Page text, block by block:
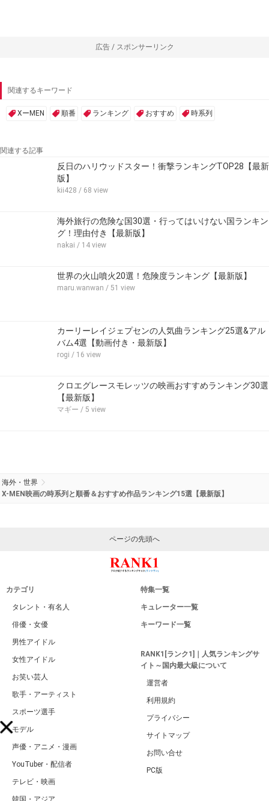
広告 / スポンサーリンク
関連するキーワード
XーMEN 順番 ランキング おすすめ 時系列
関連する記事
反日のハリウッドスター！衝撃ランキングTOP28【最新
版】
kii428 / 68 view
海外旅行の危険な国30選・行ってはいけない国ランキン
グ！理由付き【最新版】
nakai / 14 view
世界の火山噴火20選！危険度ランキング【最新版】
maru.wanwan / 51 view
カーリーレイジェプセンの人気曲ランキング25選&アル
バム4選【動画付き・最新版】
rogi / 16 view
クロエグレースモレッツの映画おすすめランキング30選
【最新版】
マギー / 5 view
海外・世界
X-MEN映画の時系列と順番＆おすすめ作品ランキング15選【最新版】
ページの先頭へ
カテゴリ
タレント・有名人
俳優・女優
男性アイドル
女性アイドル
お笑い芸人
歌手・アーティスト
スポーツ選手
モデル
声優・アニメ・漫画
YouTuber・配信者
テレビ・映画
特集一覧
キュレーター一覧
キーワード一覧
RANK1[ランク1]｜人気ランキングサ
イト～国内最大級について
運営者
利用規約
プライバシー
サイトマップ
お問い合せ
PC版